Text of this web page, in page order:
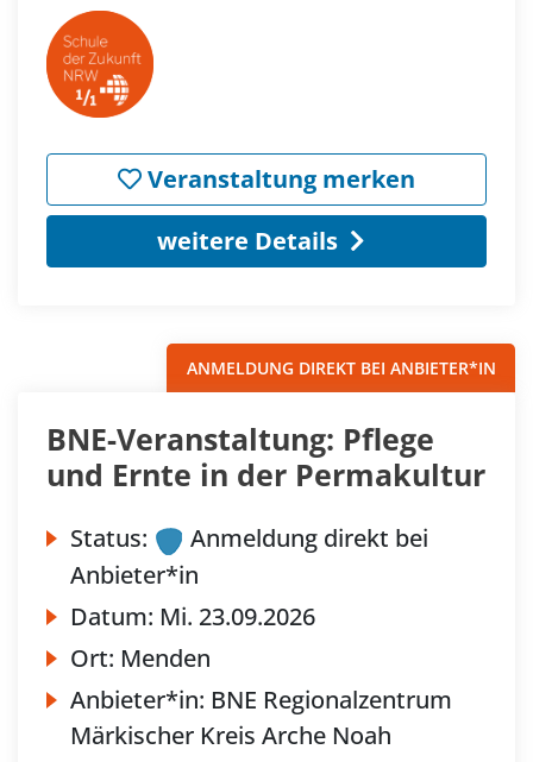
Veranstaltung merken
weitere Details
ANMELDUNG DIREKT BEI ANBIETER*IN
BNE-Veranstaltung: Pflege
und Ernte in der Permakultur
Status:
Anmeldung direkt bei
Anbieter*in
Datum: Mi. 23.09.2026
Ort: Menden
Anbieter*in: BNE Regionalzentrum
Märkischer Kreis Arche Noah